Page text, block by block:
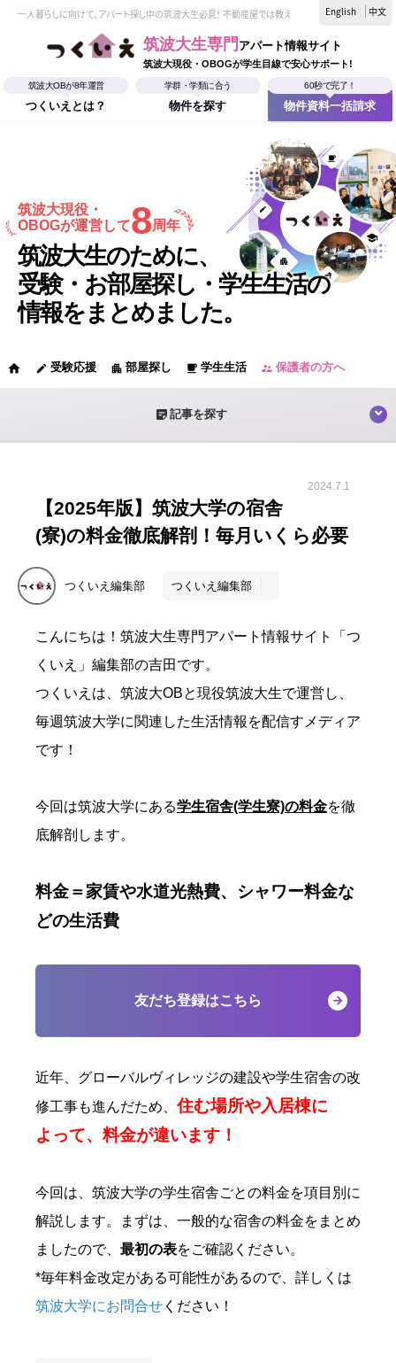
一人暮らしに向けて、アパート探し中の筑波大生必見！ 不動産屋では教えてくれない、筑波大生なら
English 中文
筑波大生専門 アパート情報サイト
筑波大現役・OBOGが学生目線で安心サポート!
筑波大OBが8年運営
つくいえとは？
学群・学類に合う
物件を探す
60秒で完了！
物件資料一括請求
筑波大現役・
OBOGが運営して8周年
筑波大生のために、
受験・お部屋探し・学生生活の
情報をまとめました。
home edit 受験応援 apartment 部屋探し local_cafe 学生生活 supervisor_account 保護者の方へ
sticky_note_2 記事を探す
2024.7.1
【2025年版】筑波大学の宿舎
(寮)の料金徹底解剖！毎月いくら必要
つくいえ編集部 つくいえ編集部
こんにちは！筑波大生専門アパート情報サイト「つ
くいえ」編集部の吉田です。
つくいえは、筑波大OBと現役筑波大生で運営し、
毎週筑波大学に関連した生活情報を配信すメディア
です！
今回は筑波大学にある学生宿舎(学生寮)の料金を徹
底解剖します。
料金＝家賃や水道光熱費、シャワー料金な
どの生活費
友だち登録はこちら
近年、グローバルヴィレッジの建設や学生宿舎の改
修工事も進んだため、 住む場所や入居棟に
よって、料金が違います！
今回は、筑波大学の学生宿舎ごとの料金を項目別に
解説します。
まずは、一般的な宿舎の料金をまとめ
ましたので、 最初の表をご確認ください。
*毎年料金改定がある可能性があるので、詳しくは
筑波大学にお問合せ ください！